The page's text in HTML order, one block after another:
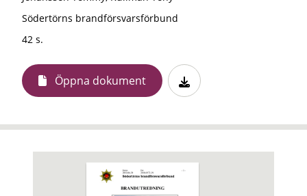
Södertörns brandförsvarsförbund
42 s.
Öppna dokument